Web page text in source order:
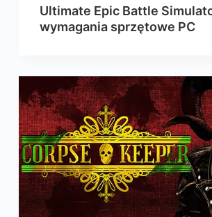
Ultimate Epic Battle
wymagania sprzętowe PC